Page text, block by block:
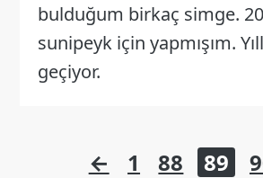
bulduğum birkaç simge.
sunipeyk için yapmışım.
geçiyor.
← 1 88 89